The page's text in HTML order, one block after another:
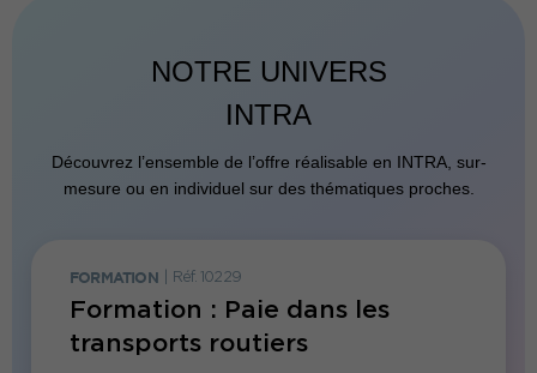
NOTRE UNIVERS
INTRA
Découvrez l’ensemble de l’offre réalisable en INTRA, sur-
mesure ou en individuel sur des thématiques proches.
FORMATION Réf. 10229
Formation : Paie dans les
transports routiers